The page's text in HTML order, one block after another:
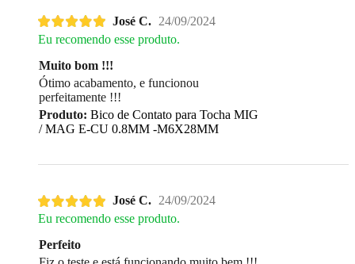
José C. 24/09/2024
Eu recomendo esse produto.
Muito bom !!!
Ótimo acabamento, e funcionou
perfeitamente !!!
Produto: Bico de Contato para Tocha MIG
/ MAG E-CU 0.8MM -M6X28MM
José C. 24/09/2024
Eu recomendo esse produto.
Perfeito